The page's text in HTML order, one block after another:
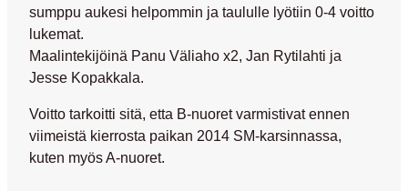
sumppu aukesi helpommin ja taululle lyötiin 0-4 voitto
lukemat.
Maalintekijöinä Panu Väliaho x2, Jan Rytilahti ja
Jesse Kopakkala.
Voitto tarkoitti sitä, etta B-nuoret varmistivat ennen
viimeistä kierrosta paikan 2014 SM-karsinnassa,
kuten myös A-nuoret.